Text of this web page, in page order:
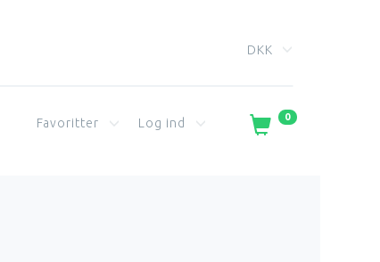
DKK
0
Favoritter Log ind